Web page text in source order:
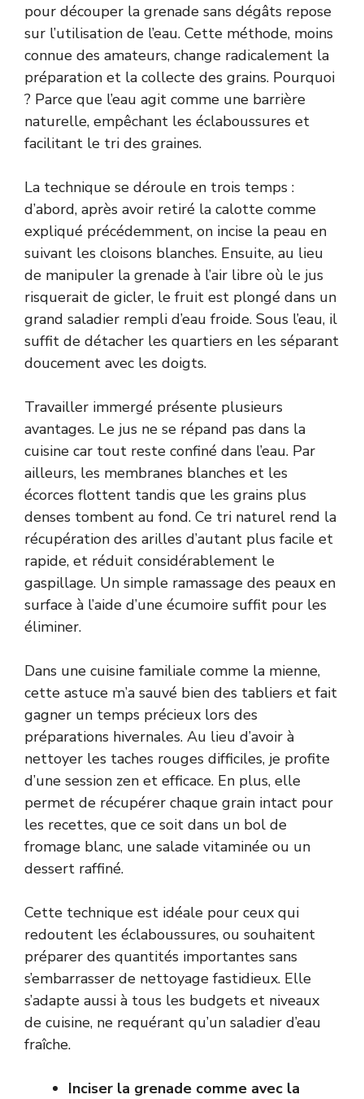
pour découper la grenade sans dégâts repose
sur l’utilisation de l’eau. Cette méthode, moins
connue des amateurs, change radicalement la
préparation et la collecte des grains. Pourquoi
? Parce que l’eau agit comme une barrière
naturelle, empêchant les éclaboussures et
facilitant le tri des graines.
La technique se déroule en trois temps :
d’abord, après avoir retiré la calotte comme
expliqué précédemment, on incise la peau en
suivant les cloisons blanches. Ensuite, au lieu
de manipuler la grenade à l’air libre où le jus
risquerait de gicler, le fruit est plongé dans un
grand saladier rempli d’eau froide. Sous l’eau, il
suffit de détacher les quartiers en les séparant
doucement avec les doigts.
Travailler immergé présente plusieurs
avantages. Le jus ne se répand pas dans la
cuisine car tout reste confiné dans l’eau. Par
ailleurs, les membranes blanches et les
écorces flottent tandis que les grains plus
denses tombent au fond. Ce tri naturel rend la
récupération des arilles d’autant plus facile et
rapide, et réduit considérablement le
gaspillage. Un simple ramassage des peaux en
surface à l’aide d’une écumoire suffit pour les
éliminer.
Dans une cuisine familiale comme la mienne,
cette astuce m’a sauvé bien des tabliers et fait
gagner un temps précieux lors des
préparations hivernales. Au lieu d’avoir à
nettoyer les taches rouges difficiles, je profite
d’une session zen et efficace. En plus, elle
permet de récupérer chaque grain intact pour
les recettes, que ce soit dans un bol de
fromage blanc, une salade vitaminée ou un
dessert raffiné.
Cette technique est idéale pour ceux qui
redoutent les éclaboussures, ou souhaitent
préparer des quantités importantes sans
s’embarrasser de nettoyage fastidieux. Elle
s’adapte aussi à tous les budgets et niveaux
de cuisine, ne requérant qu’un saladier d’eau
fraîche.
Inciser la grenade comme avec la